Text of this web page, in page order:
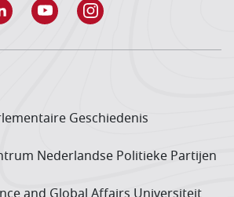
Geschiedenis
Neder­landse Politieke Partijen